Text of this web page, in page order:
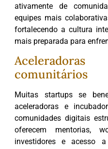
ativamente de
equipes mais
fortalecendo a cultura
mais preparada para
comunitários
Muitas startups se
aceleradoras e
comunidades digitais
oferecem mentorias,
investidores e acesso a